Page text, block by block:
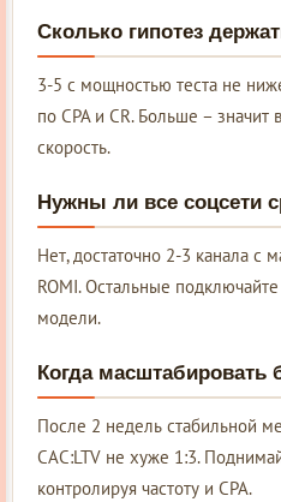
Сколько гипотез
3-5 с мощностью теста не
по CPA и CR. Больше – значит
скорость.
Нужны ли все соцсети
Нет, достаточно 2-3 канала с
ROMI. Остальные
модели.
Когда
После 2 недель стабильной
CAC:LTV не хуже 1:3.
контролируя частоту и CPA.